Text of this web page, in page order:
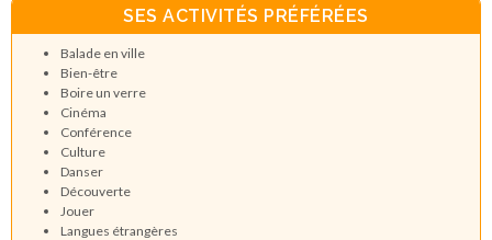
SES ACTIVITÉS PRÉFÉRÉES
Balade en ville
Bien-être
Boire un verre
Cinéma
Conférence
Culture
Danser
Découverte
Jouer
Langues étrangères